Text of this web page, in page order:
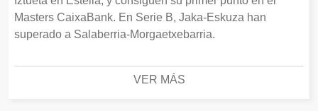
Masters CaixaBank. En Serie B, Jaka-Eskuza han
superado a Salaberria-Morgaetxebarria.
VER MÁS